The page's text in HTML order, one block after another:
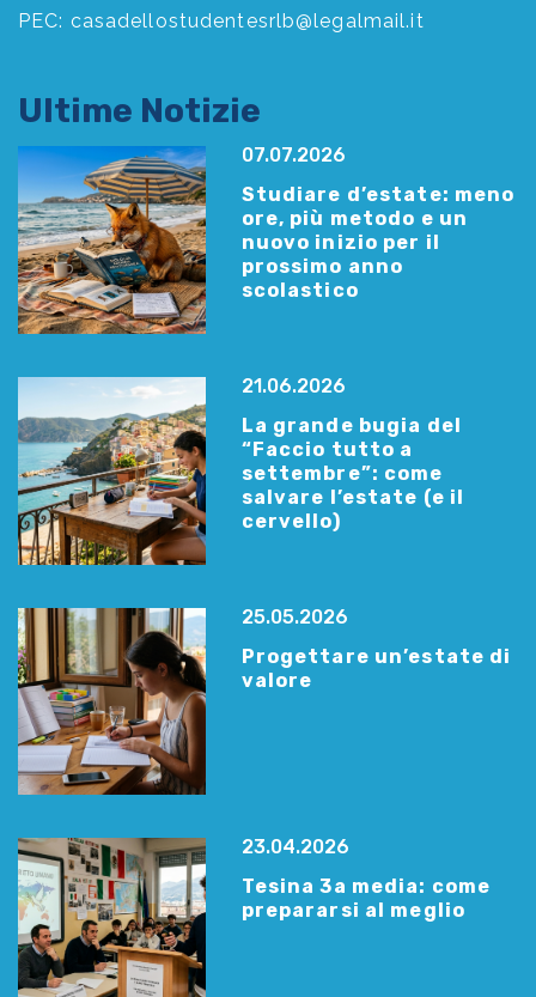
PEC: casadellostudentesrlb@legalmail.it
Ultime Notizie
07.07.2026
Studiare d’estate: meno
ore, più metodo e un
nuovo inizio per il
prossimo anno
scolastico
21.06.2026
La grande bugia del
“Faccio tutto a
settembre”: come
salvare l’estate (e il
cervello)
25.05.2026
Progettare un’estate di
valore
23.04.2026
Tesina 3a media: come
prepararsi al meglio